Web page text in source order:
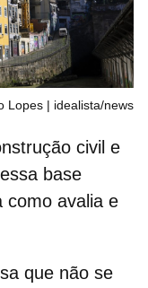
Lopes | idealista/news
civil e
base
como avalia e
que não se